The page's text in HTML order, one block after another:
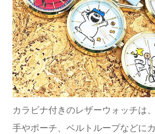
カラビナ付きのレザーウォッチは
手やポーチ、ベルトループなどに